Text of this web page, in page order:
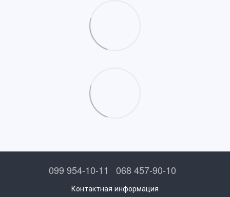
099 954-10-11 068 457-90-10
Контактная информация